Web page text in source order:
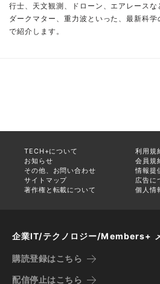
行士、天文観測、ドローン、エアレース
ダークマター、重力波といった、最新科
で紹介します。
TECH+について
利用規
お知らせ
会員規
その他、お問い合わせ
情報提
サイトマップ
広告に
著作権と転載について
個人情
企業IT/テクノロジー/Members+
購読登録はこちら
配信停止はこちら